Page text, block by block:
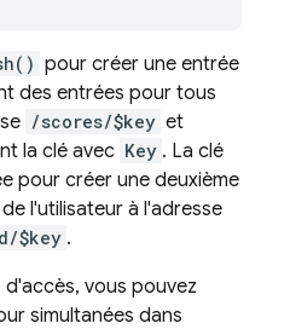
pour créer une entrée
des entrées pour tous
/scores/$key et
la clé avec Key . La clé
pour créer une deuxième
l'utilisateur à l'adresse
$key .
d'accès, vous pouvez
simultanées dans